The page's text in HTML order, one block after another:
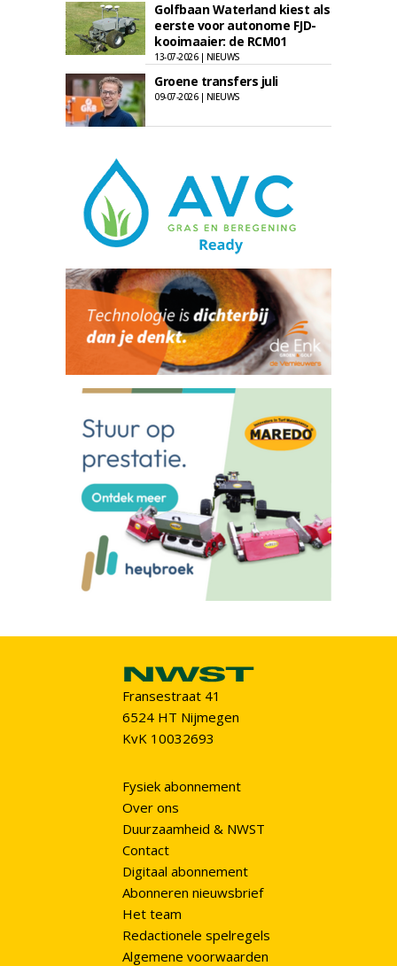
Golfbaan Waterland kiest als
eerste voor autonome FJD-
kooimaaier: de RCM01
13-07-2026 | NIEUWS
Groene transfers juli
09-07-2026 | NIEUWS
Fransestraat 41
6524 HT Nijmegen
KvK 10032693
Fysiek abonnement
Over ons
Duurzaamheid & NWST
Contact
Digitaal abonnement
Abonneren nieuwsbrief
Het team
Redactionele spelregels
Algemene voorwaarden